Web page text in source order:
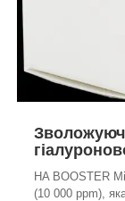
HA BOOSTER
(10 000 ppm),